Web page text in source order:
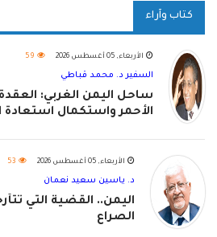
كتاب وآراء
الأربعاء, 05 أغسطس 2026 59
السفير د. محمد قباطي
ساحل اليمن الغربي: العقدة
الأحمر واستكمال استعادة
الأربعاء, 05 أغسطس 2026 53
د. ياسين سعيد نعمان
اليمن.. القضية التي
الصراع